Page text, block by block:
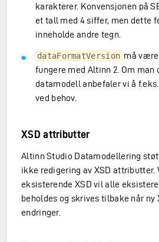
karakterer. Konvensjonen på
et tall med 4 siffer, men dette
inneholde andre tegn.
dataFormatVersion må
fungere med Altinn 2. Om man
datamodell anbefaler vi å
ved behov.
XSD attributter
Altinn Studio Datamodellering
ikke redigering av XSD attributter.
eksisterende XSD vil alle
beholdes og skrives tilbake når ny
endringer.